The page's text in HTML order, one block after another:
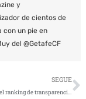
y
de cientos de
con un pie en
del @GetafeCF
SEGUE
CaixaBank lidera el ranking de transparencia en ciberseguridad de empresas del IBEX 35